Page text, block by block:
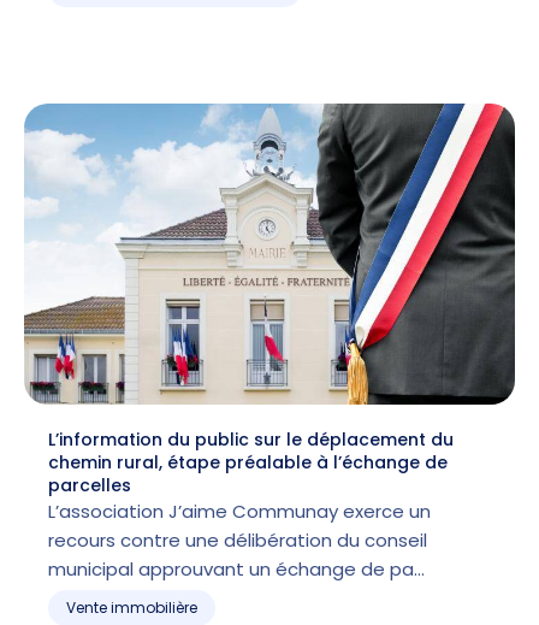
L’information du public sur le déplacement du
chemin rural, étape préalable à l’échange de
parcelles
L’association J’aime Communay exerce un
recours contre une délibération du conseil
municipal approuvant un échange de pa…
Vente immobilière